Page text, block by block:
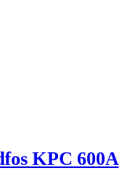
KPC 600A